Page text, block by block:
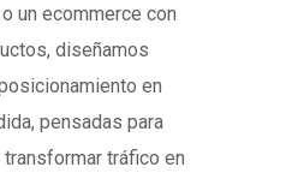
un ecommerce con
diseñamos
en
pensadas para
tráfico en